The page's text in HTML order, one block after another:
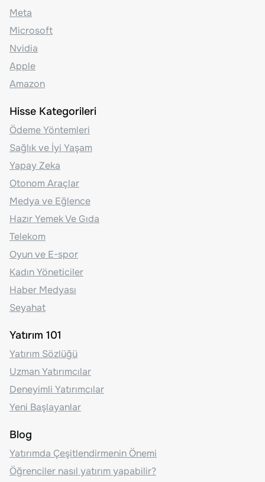
Meta
Microsoft
Nvidia
Apple
Amazon
Hisse Kategorileri
Ödeme Yöntemleri
Sağlık ve İyi Yaşam
Yapay Zeka
Otonom Araçlar
Medya ve Eğlence
Hazır Yemek Ve Gıda
Telekom
Oyun ve E-spor
Kadın Yöneticiler
Haber Medyası
Seyahat
Yatırım 101
Yatırım Sözlüğü
Uzman Yatırımcılar
Deneyimli Yatırımcılar
Yeni Başlayanlar
Blog
Yatırımda Çeşitlendirmenin Önemi
Öğrenciler nasıl yatırım yapabilir?